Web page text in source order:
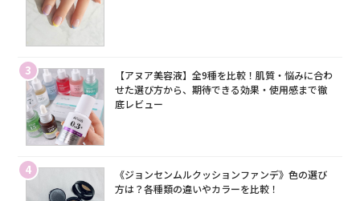
3
【アヌア美容液】全9種を比較！肌質・悩みに合わ
せた選び方から、期待できる効果・使用感まで徹
底レビュー
4
《ジョンセンムルクッションファンデ》色の選び
方は？各種類の違いやカラーを比較！